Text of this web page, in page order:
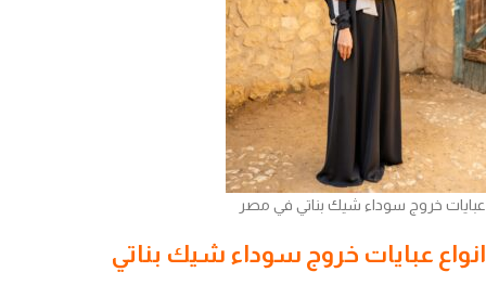
عبايات خروج سوداء شيك بناتي في مصر
انواع عبايات خروج سوداء شيك بناتي